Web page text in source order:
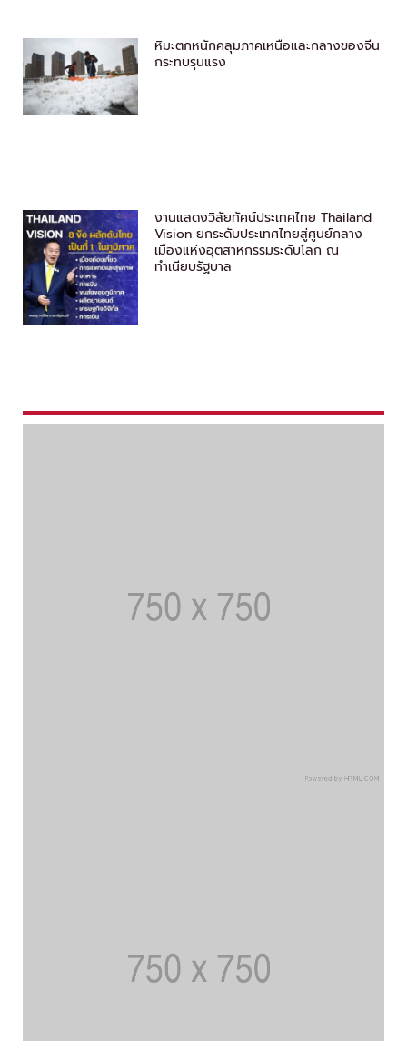
หิมะตกหนักคลุมภาคเหนือและกลางของจีน
กระทบรุนแรง
งานแสดงวิสัยทัศน์ประเทศไทย Thailand
Vision ยกระดับประเทศไทยสู่ศูนย์กลาง
เมืองแห่งอุตสาหกรรมระดับโลก ณ
ทำเนียบรัฐบาล